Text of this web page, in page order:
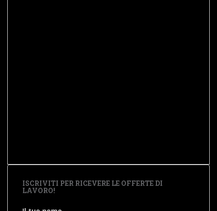
ISCRIVITI PER RICEVERE LE OFFERTE DI
LAVORO!